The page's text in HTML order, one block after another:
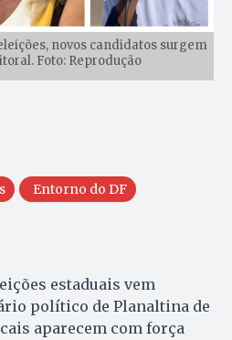
novos candidatos surgem
Foto: Reprodução
Entorno do DF
estaduais vem
político de Planaltina de
aparecem com força